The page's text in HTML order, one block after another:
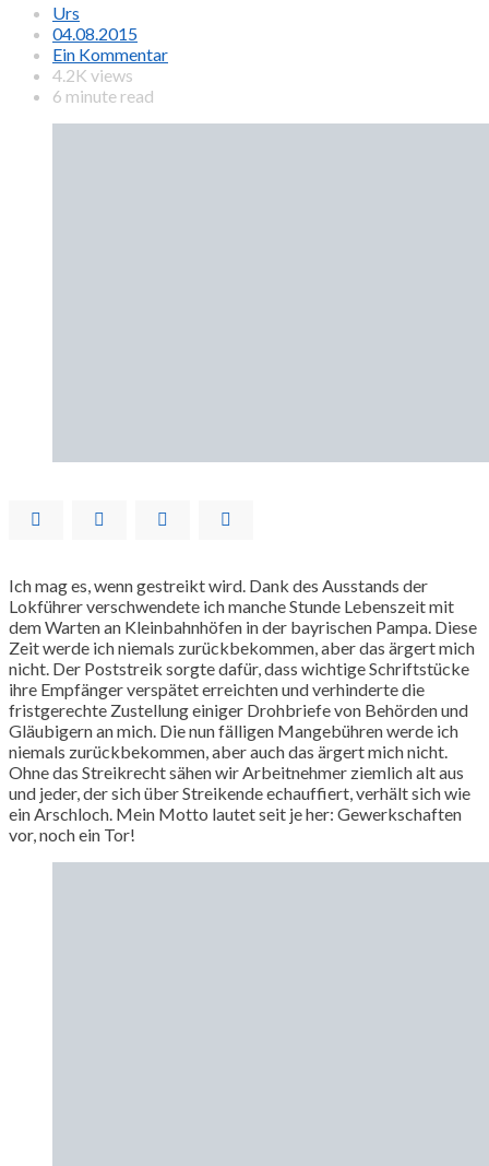
Urs
04.08.2015
Ein Kommentar
4.2K views
6 minute read
Ich mag es, wenn gestreikt wird. Dank des Ausstands der
Lokführer verschwendete ich manche Stunde Lebenszeit mit
dem Warten an Kleinbahnhöfen in der bayrischen Pampa. Diese
Zeit werde ich niemals zurückbekommen, aber das ärgert mich
nicht. Der Poststreik sorgte dafür, dass wichtige Schriftstücke
ihre Empfänger verspätet erreichten und verhinderte die
fristgerechte Zustellung einiger Drohbriefe von Behörden und
Gläubigern an mich. Die nun fälligen Mangebühren werde ich
niemals zurückbekommen, aber auch das ärgert mich nicht.
Ohne das Streikrecht sähen wir Arbeitnehmer ziemlich alt aus
und jeder, der sich über Streikende echauffiert, verhält sich wie
ein Arschloch. Mein Motto lautet seit je her: Gewerkschaften
vor, noch ein Tor!